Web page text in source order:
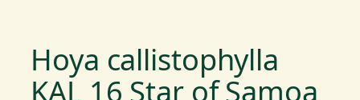
Hoya callistophylla
KAL 16 Star of Samoa